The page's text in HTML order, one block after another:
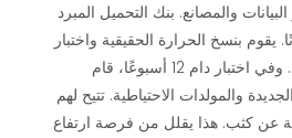
والمصانع. بنك التحميل المبرد
يقوم بنسخ الحرارة الحقيقية واختبار
التبريد قبل الاستخدام الكامل. وفي اختبار دام 12 أسبوعًا، قام
والمولدات الاحتياطية. تتيح لهم
عن كثب. هذا يقلل من فرصة ارتفاع